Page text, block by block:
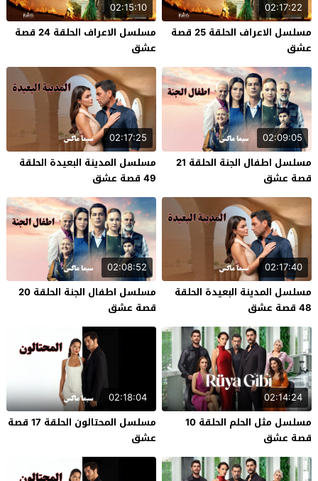
02:17:22
مسلسل الاعراف الحلقة 25 قصة
عشق
02:15:10
مسلسل الاعراف الحلقة 24 قصة
عشق
02:09:05
مسلسل اطفال الجنة الحلقة 21
قصة عشق
02:17:25
مسلسل المدينة البعيدة الحلقة
49 قصة عشق
02:17:40
مسلسل المدينة البعيدة الحلقة
48 قصة عشق
02:08:52
مسلسل اطفال الجنة الحلقة 20
قصة عشق
02:14:24
مسلسل مثل الحلم الحلقة 10
قصة عشق
02:18:04
مسلسل المحتالون الحلقة 17 قصة
عشق